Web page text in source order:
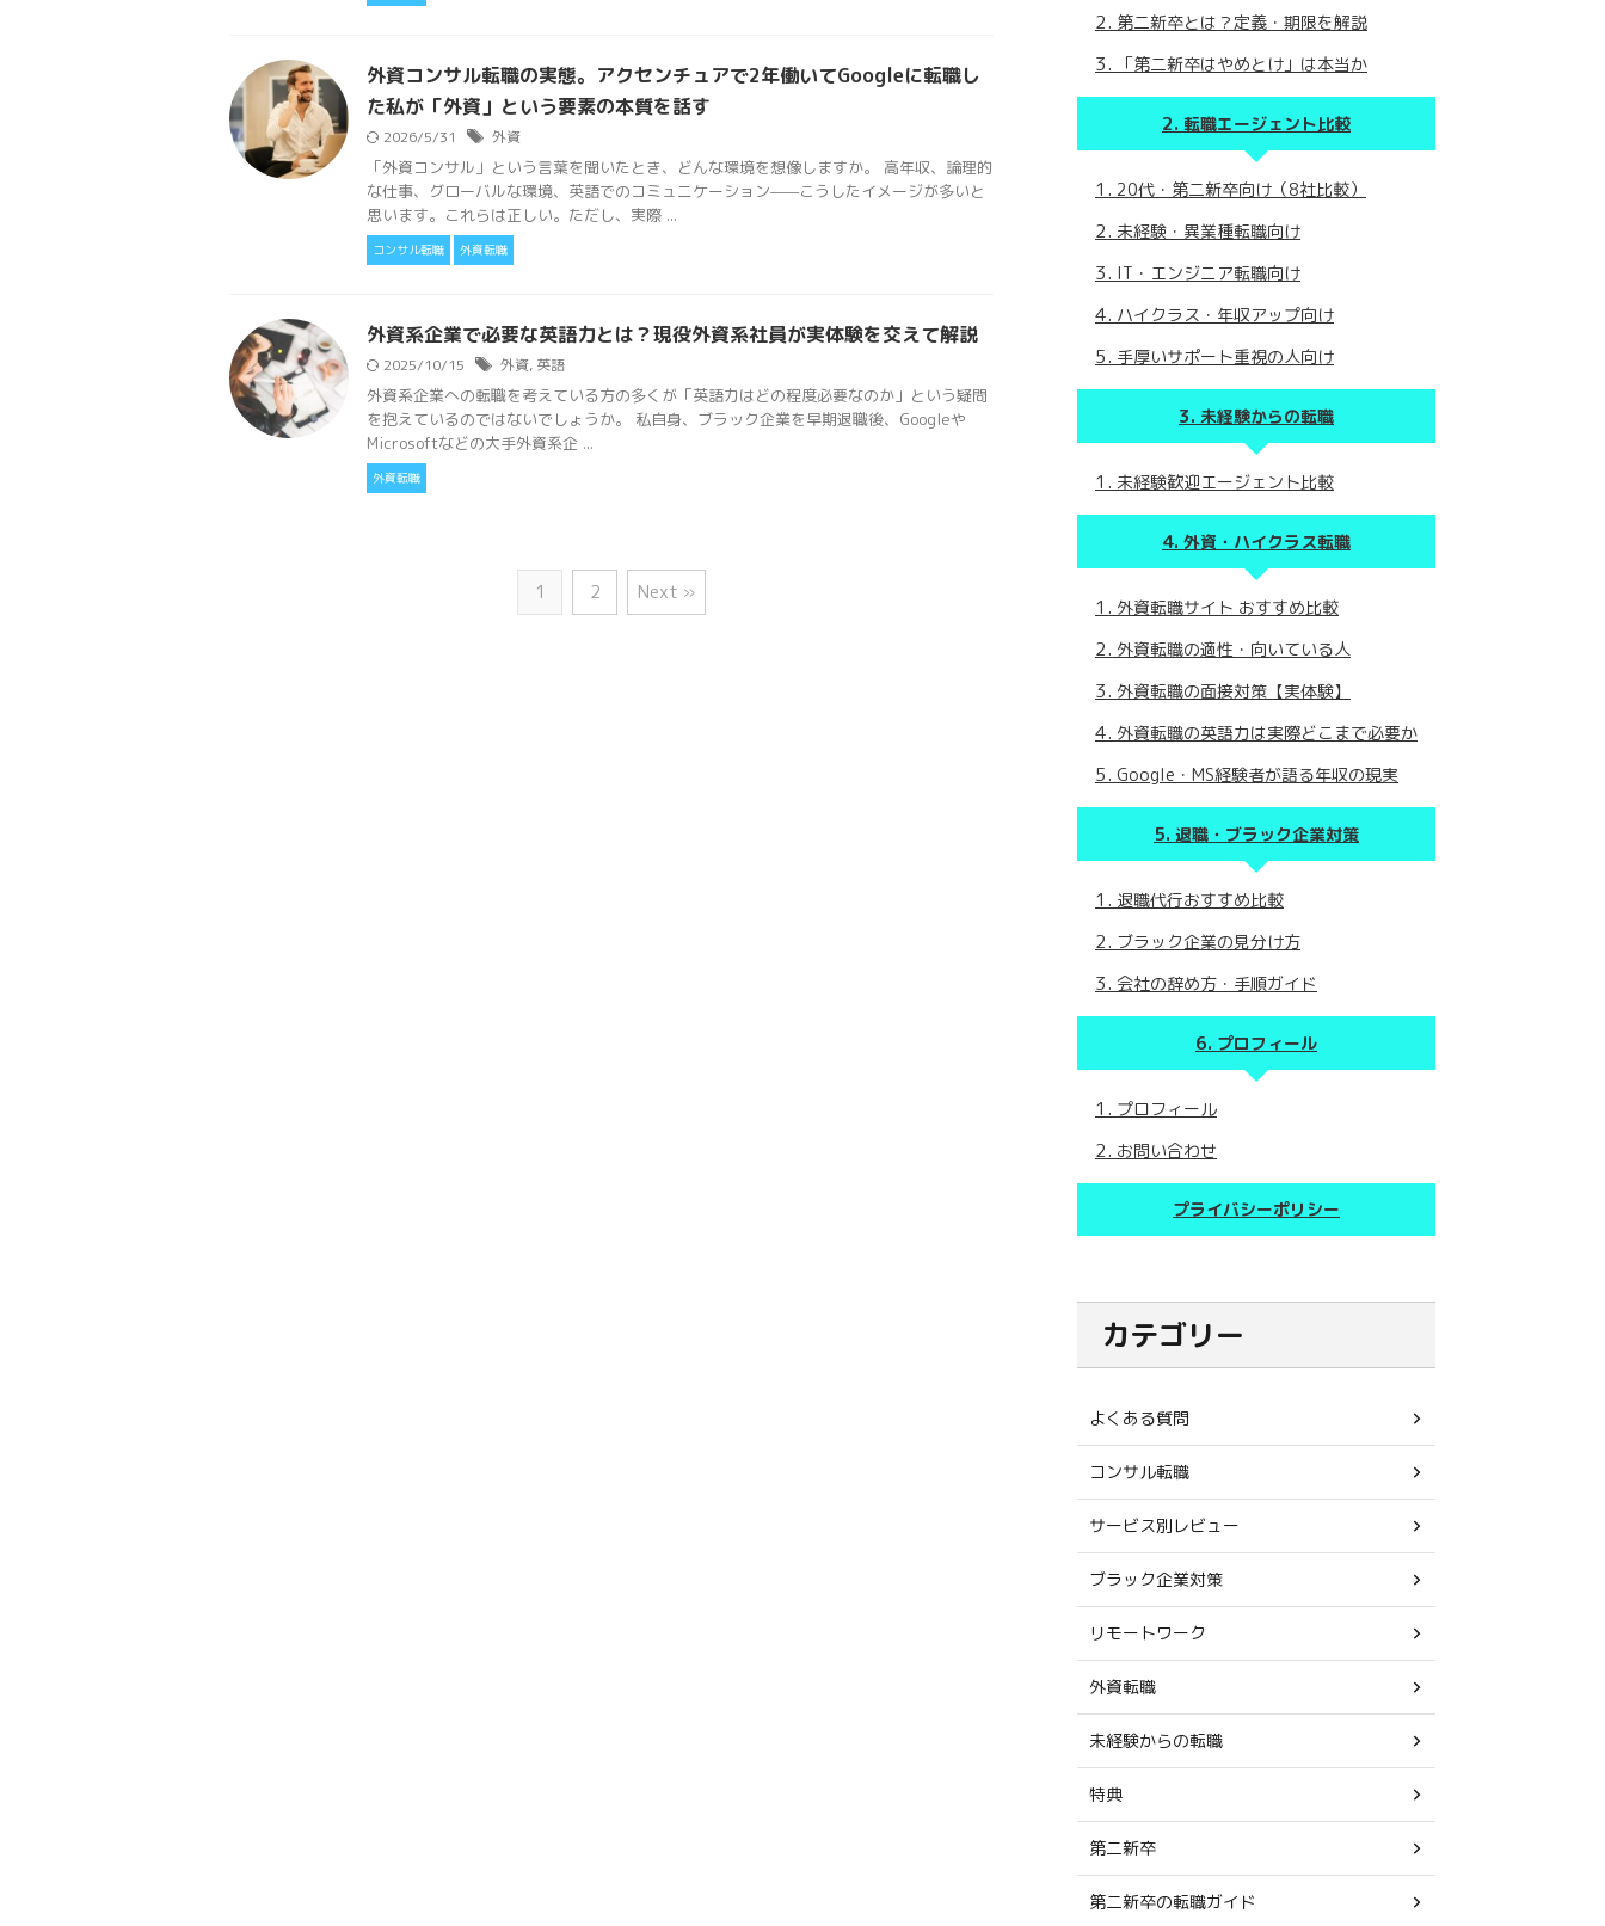
外資コンサル転職の実態。アクセンチュアで2年働いてGoogleに転職し
た私が「外資」という要素の本質を話す
2026/5/31 外資
「外資コンサル」という言葉を聞いたとき、どんな環境を想像しますか。 高年収、論理的
な仕事、グローバルな環境、英語でのコミュニケーション——こうしたイメージが多いと
思います。これらは正しい。ただし、実際 ...
コンサル転職 外資転職
外資系企業で必要な英語力とは？現役外資系社員が実体験を交えて解説
2025/10/15 外資, 英語
外資系企業への転職を考えている方の多くが「英語力はどの程度必要なのか」という疑問
を抱えているのではないでしょうか。 私自身、ブラック企業を早期退職後、Googleや
Microsoftなどの大手外資系企 ...
外資転職
1 2 Next »
第二新卒とは？定義・期限を解説
「第二新卒はやめとけ」は本当か
転職エージェント比較
20代・第二新卒向け（8社比較）
未経験・異業種転職向け
IT・エンジニア転職向け
ハイクラス・年収アップ向け
手厚いサポート重視の人向け
未経験からの転職
未経験歓迎エージェント比較
外資・ハイクラス転職
外資転職サイト おすすめ比較
外資転職の適性・向いている人
外資転職の面接対策【実体験】
外資転職の英語力は実際どこまで必要か
Google・MS経験者が語る年収の現実
退職・ブラック企業対策
退職代行おすすめ比較
ブラック企業の見分け方
会社の辞め方・手順ガイド
プロフィール
プロフィール
お問い合わせ
プライバシーポリシー
カテゴリー
よくある質問
コンサル転職
サービス別レビュー
ブラック企業対策
リモートワーク
外資転職
未経験からの転職
特典
第二新卒
第二新卒の転職ガイド